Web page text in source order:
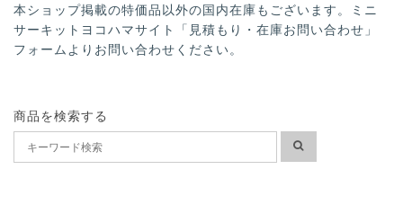
本ショップ掲載の特価品以外の国内在庫もございます。ミニ
サーキットヨコハマサイト「見積もり・在庫お問い合わせ」
フォームよりお問い合わせください。
商品を検索する